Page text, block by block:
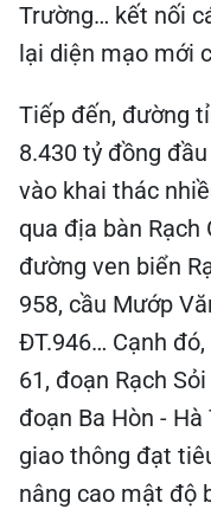
Trường… kết nối
lại diện mạo mới
Tiếp đến, đường
8.430 tỷ đồng
vào khai thác
qua địa bàn Rạch
đường ven biển
958, cầu Mướp
ĐT.946… Cạnh
61, đoạn Rạch
đoạn Ba Hòn -
giao thông đạt
nâng cao mật độ